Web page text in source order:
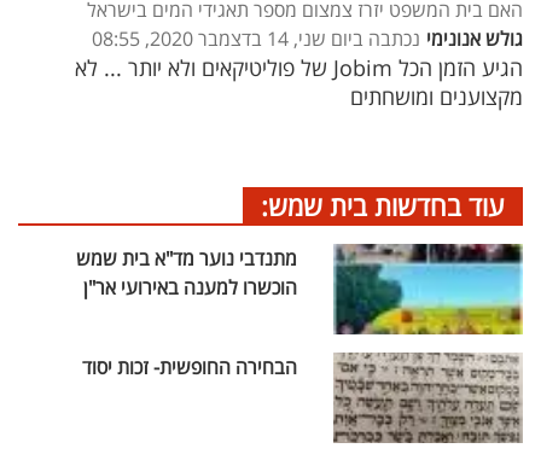
האם בית המשפט יזרז צמצום מספר תאגידי המים בישראל
גולש אנונימי נכתבה ביום שני, 14 בדצמבר 2020, 08:55
‏הגיע הזמן ‏הכל Jobim של פוליטיקאים ולא יותר ... לא
מקצוענים ומושחתים
עוד בחדשות בית שמש:
מתנדבי נוער מד"א בית שמש
הוכשרו למענה באירועי אר"ן
הבחירה החופשית- זכות יסוד